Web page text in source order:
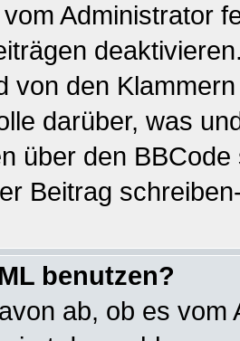
Administrator
von den
darüber, was
über den
Beitrag
benutzen?
ab, ob es